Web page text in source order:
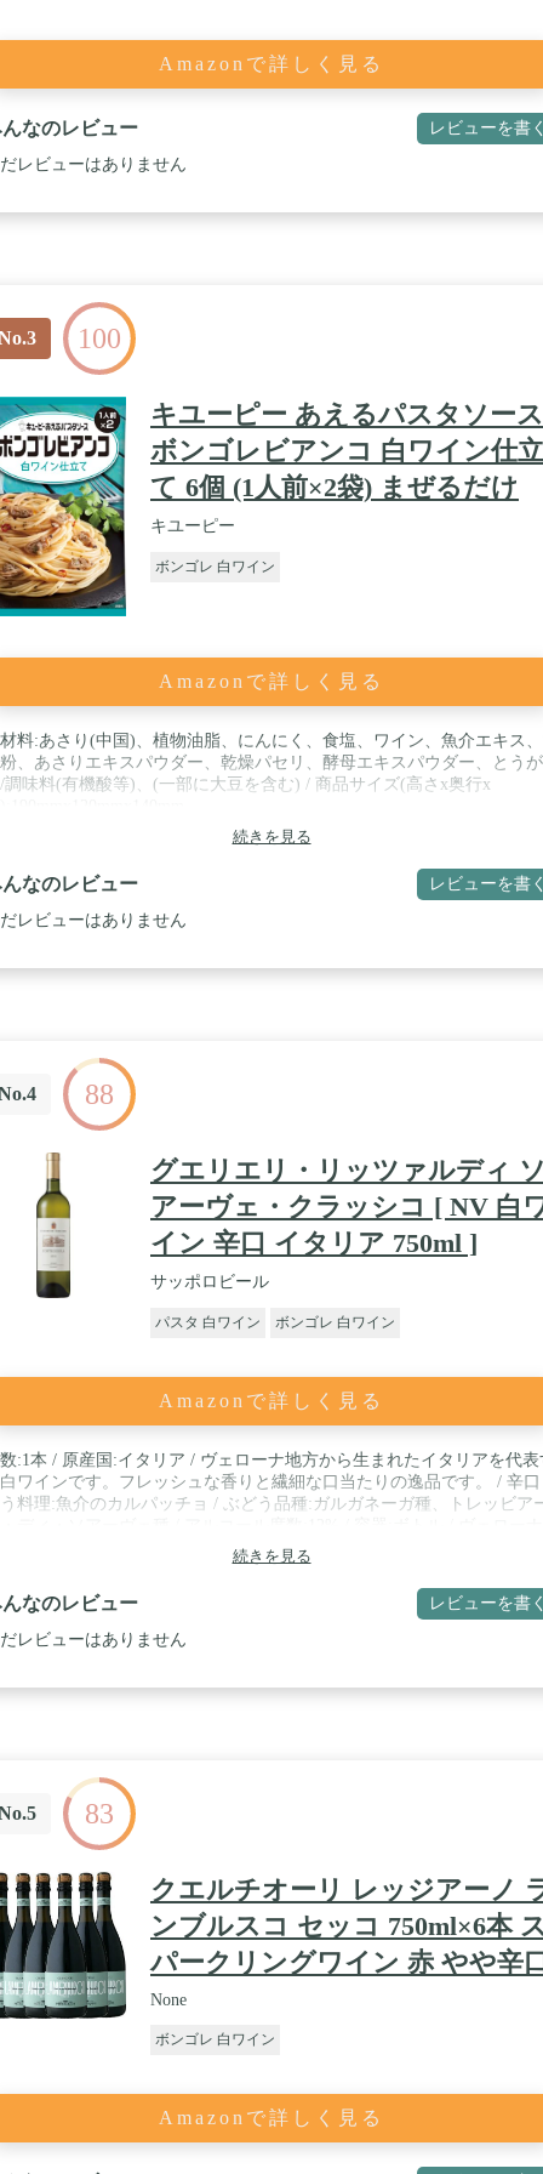
Amazonで詳しく見る
なのレビュー レビューを書く
レビューはありません
100
キユーピー あえるパスタソース
ボンゴレビアンコ 白ワイン仕立
て 6個 (1人前×2袋) まぜるだけ
キユーピー
ボンゴレ 白ワイン
Amazonで詳しく見る
料:あさり(中国)、植物油脂、にんにく、食塩、ワイン、魚介エキス
、あさりエキスパウダー、乾燥パセリ、酵母エキスパウダー、とう
調味料(有機酸等)、(一部に大豆を含む) / 商品サイズ(高さx奥行x
続きを見る
なのレビュー レビューを書く
レビューはありません
88
グエリエリ・リッツァルディ ソ
アーヴェ・クラッシコ [ NV 白
イン 辛口 イタリア 750ml ]
サッポロビール
パスタ 白ワイン ボンゴレ 白ワイン
Amazonで詳しく見る
:1本 / 原産国:イタリア / ヴェローナ地方から生まれたイタリアを代表
ワインです。フレッシュな香りと繊細な口当たりの逸品です。 / 辛
料理:魚介のカルパッチョ / ぶどう品種:ガルガネーガ種、トレッビア
ら生まれたイタリアを代表する白ワインです。フレッシュな香りと繊
続きを見る
なのレビュー レビューを書く
レビューはありません
83
クエルチオーリ レッジアーノ
ンブルスコ セッコ 750ml×6本 ス
パークリングワイン 赤 やや辛
None
ボンゴレ 白ワイン
Amazonで詳しく見る